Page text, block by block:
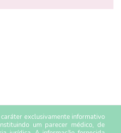
exclusivamente informativo
um parecer médico, de